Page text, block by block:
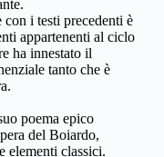
i testi precedenti è
appartenenti al ciclo
ha innestato il
tanto che è
poema epico
del Boiardo,
elementi classici.